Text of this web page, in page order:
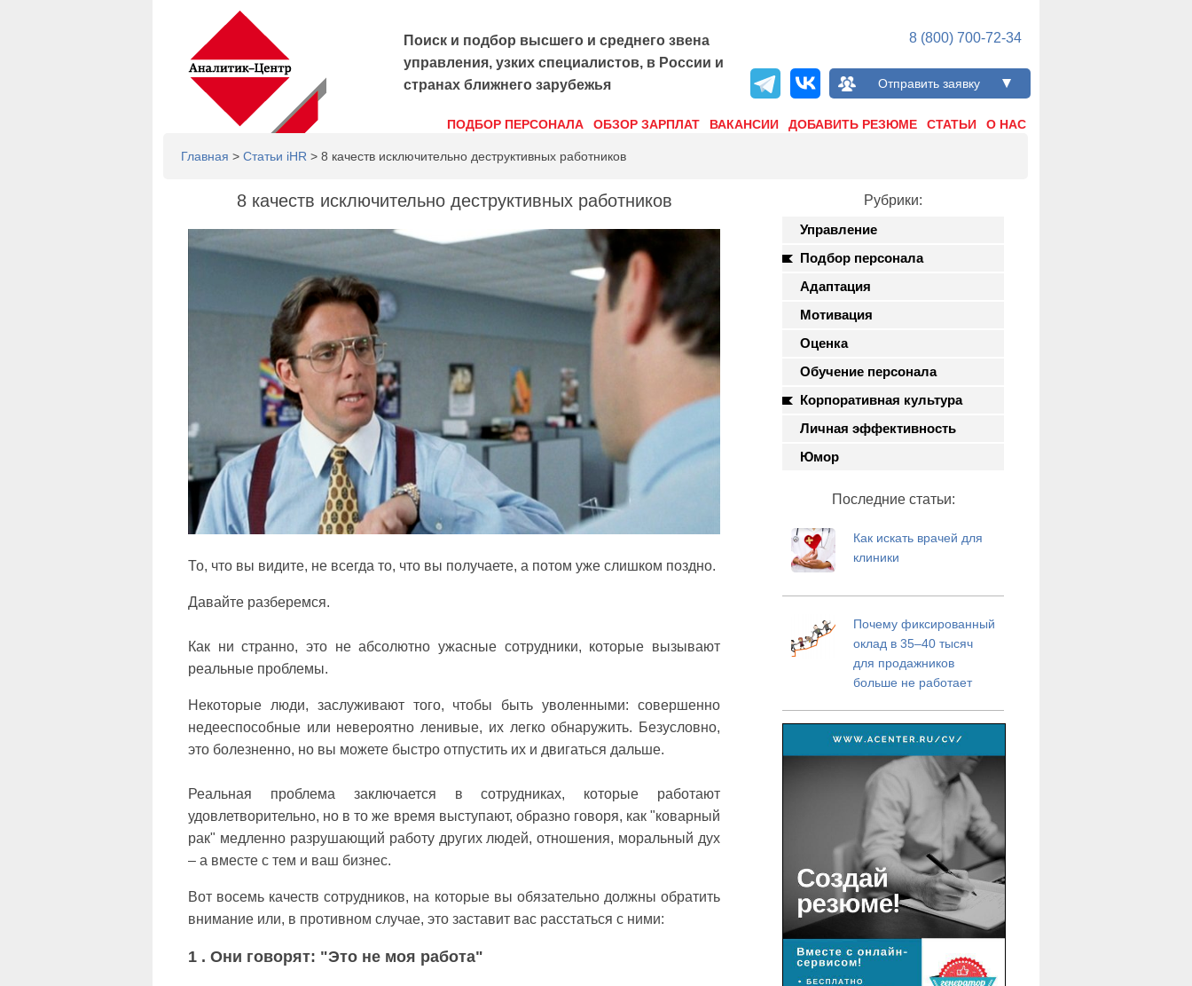
8 (800) 700-72-34
Отправить заявку
Поиск и подбор высшего и среднего звена
управления, узких специалистов, в России и
странах ближнего зарубежья
ПОДБОР ПЕРСОНАЛА ОБЗОР ЗАРПЛАТ ВАКАНСИИ ДОБАВИТЬ РЕЗЮМЕ СТАТЬИ О НАС
Главная > Статьи iHR > 8 качеств исключительно деструктивных работников
Рубрики:
Управление
Подбор персонала
Адаптация
Мотивация
Оценка
Обучение персонала
Корпоративная культура
Личная эффективность
Юмор
Последние статьи:
Как искать врачей для
клиники
Почему фиксированный
оклад в 35–40 тысяч
для продажников
больше не работает
8 качеств исключительно деструктивных работников
То, что вы видите, не всегда то, что вы получаете, а потом уже слишком поздно.
Давайте разберемся.
Как ни странно, это не абсолютно ужасные сотрудники, которые вызывают
реальные проблемы.
Некоторые люди, заслуживают того, чтобы быть уволенными: совершенно
недееспособные или невероятно ленивые, их легко обнаружить. Безусловно,
это болезненно, но вы можете быстро отпустить их и двигаться дальше.
Реальная проблема заключается в сотрудниках, которые работают
удовлетворительно, но в то же время выступают, образно говоря, как "коварный
рак" медленно разрушающий работу других людей, отношения, моральный дух
– а вместе с тем и ваш бизнес.
Вот восемь качеств сотрудников, на которые вы обязательно должны обратить
внимание или, в противном случае, это заставит вас расстаться с ними:
1 . Они говорят: "Это не моя работа"